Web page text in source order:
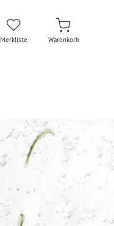
Merkliste Warenkorb